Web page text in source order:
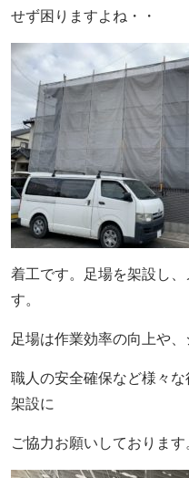
せず困りますよね・・
着工です。足場を架設し
す。
足場は作業効率の向上や
職人の安全確保など様々
架設に
ご協力お願いしております